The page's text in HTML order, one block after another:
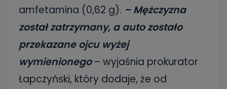
amfetamina (0,62 g). – Mężczyzna
został zatrzymany, a auto zostało
przekazane ojcu wyżej
wymienionego– wyjaśnia prokurator
Łapczyński, który dodaje, że od